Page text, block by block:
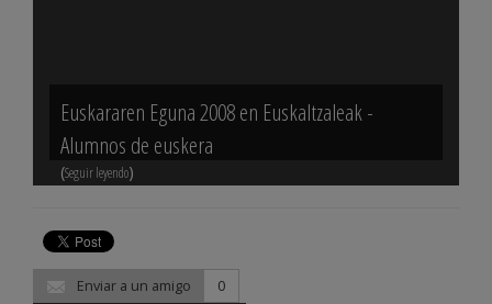
Euskararen Eguna 2008 en Euskaltzaleak -
Alumnos de euskera
(Seguir leyendo)
Enviar a un amigo
0